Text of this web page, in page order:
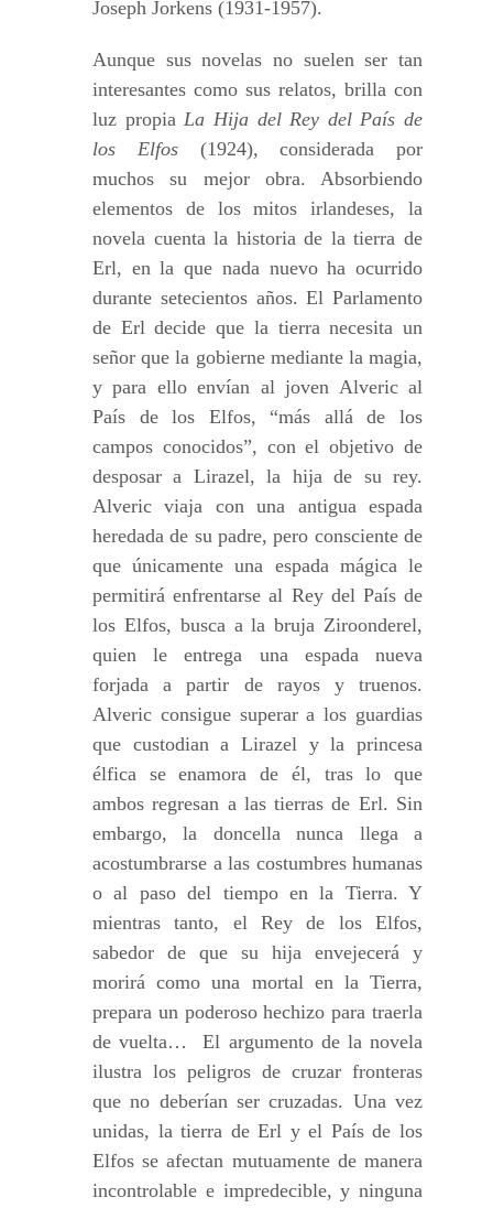
Joseph Jorkens (1931-1957).
Aunque sus novelas no suelen ser tan
interesantes como sus relatos, brilla con
luz propiaLa Hija del Rey del País de
los Elfos(1924), considerada por
muchos su mejor obra. Absorbiendo
elementos de los mitos irlandeses, la
novela cuenta la historia de la tierra de
Erl, en la que nada nuevo ha ocurrido
durante setecientos años. El Parlamento
de Erl decide que la tierra necesita un
señor que la gobierne mediante la magia,
y para ello envían al joven Alveric al
País de los Elfos, “más allá de los
campos conocidos”, con el objetivo de
desposar a Lirazel, la hija de su rey.
Alveric viaja con una antigua espada
heredada de su padre, pero consciente de
que únicamente una espada mágica le
permitirá enfrentarse al Rey del País de
los Elfos, busca a la bruja Ziroonderel,
quien le entrega una espada nueva
forjada a partir de rayos y truenos.
Alveric consigue superar a los guardias
que custodian a Lirazel y la princesa
élfica se enamora de él, tras lo que
ambos regresan a las tierras de Erl. Sin
embargo, la doncella nunca llega a
acostumbrarse a las costumbres humanas
o al paso del tiempo en la Tierra. Y
mientras tanto, el Rey de los Elfos,
sabedor de que su hija envejecerá y
morirá como una mortal en la Tierra,
prepara un poderoso hechizo para traerla
de vuelta… El argumento de la novela
ilustra los peligros de cruzar fronteras
que no deberían ser cruzadas. Una vez
unidas, la tierra de Erl y el País de los
Elfos se afectan mutuamente de manera
incontrolable e impredecible, y ninguna